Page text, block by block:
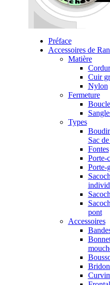
Préface
Accessoires de
Matière
Cuir
Nylon
Fermeture
Types
Sac
Fontes
Porte-
Porte-
pont
Accessoires